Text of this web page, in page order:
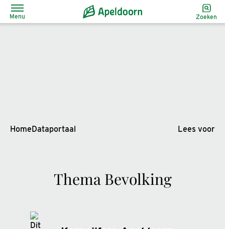
Menu Zoeken
HomeDataportaal Lees voor
Thema Bevolking